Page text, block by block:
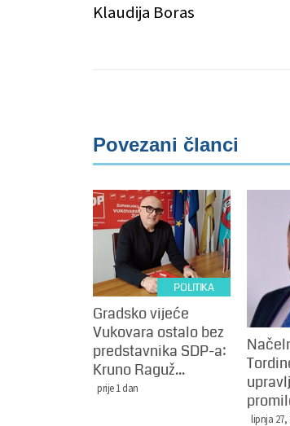
Klaudija Boras
Povezani članci
POLITIKA
Gradsko vijeće
Vukovara ostalo bez
predstavnika SDP-a:
Kruno Raguž...
prije 1 dan
lipnja 27,